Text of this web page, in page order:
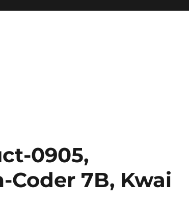
0905,
Coder 7B, Kwai